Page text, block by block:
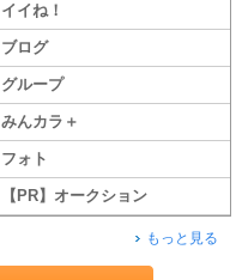
イイね！
ブログ
グループ
みんカラ＋
フォト
【PR】オークション
もっと見る